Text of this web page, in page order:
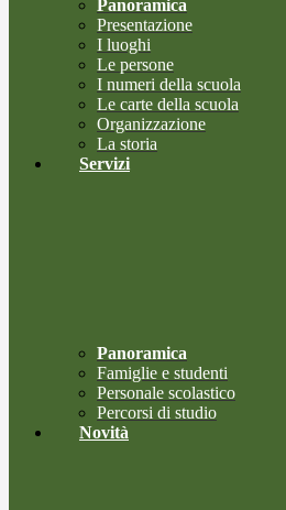
Panoramica
Presentazione
I luoghi
Le persone
I numeri della scuola
Le carte della scuola
Organizzazione
La storia
Servizi
Panoramica
Famiglie e studenti
Personale scolastico
Percorsi di studio
Novità